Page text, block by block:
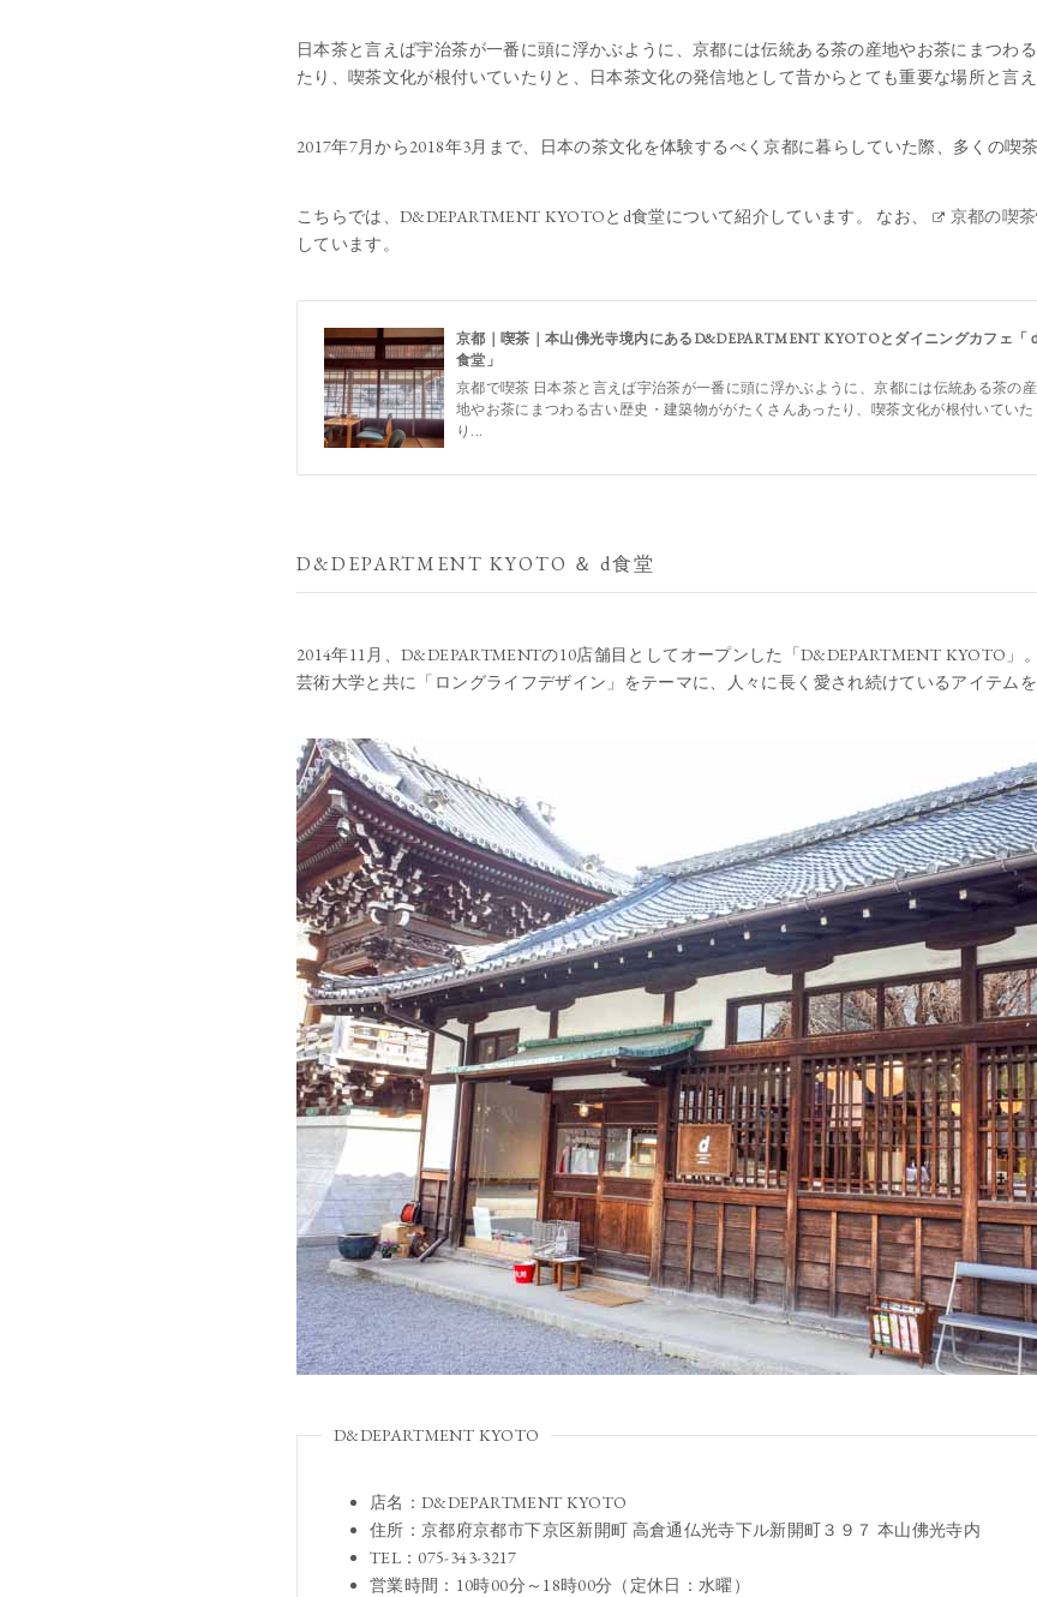
日本茶と言えば宇治茶が一番に頭に浮かぶように、京都には伝統ある茶の産地やお茶にまつわ
たり、喫茶文化が根付いていたりと、日本茶文化の発信地として昔からとても重要な場所と言え
2017年7月から2018年3月まで、日本の茶文化を体験するべく京都に暮らしていた際、多くの喫
こちらでは、D&DEPARTMENT KYOTOとd食堂について紹介しています。 なお、 京都の喫
しています。
京都｜喫茶｜本山佛光寺境内にあるD&DEPARTMENT KYOTOとダイニングカフェ「ｄ
食堂」
京都で喫茶 日本茶と言えば宇治茶が一番に頭に浮かぶように、京都には伝統ある茶の産
地やお茶にまつわる古い歴史・建築物ががたくさんあったり、喫茶文化が根付いていた
り...
D&DEPARTMENT KYOTO ＆ d食堂
2014年11月、D&DEPARTMENTの10店舗目としてオープンした「D&DEPARTMENT KYOTO」
芸術大学と共に「ロングライフデザイン」をテーマに、人々に長く愛され続けているアイテムを
D&DEPARTMENT KYOTO
店名：D&DEPARTMENT KYOTO
住所：京都府京都市下京区新開町 高倉通仏光寺下ル新開町３９７ 本山佛光寺内
TEL：075-343-3217
営業時間：10時00分～18時00分（定休日：水曜）